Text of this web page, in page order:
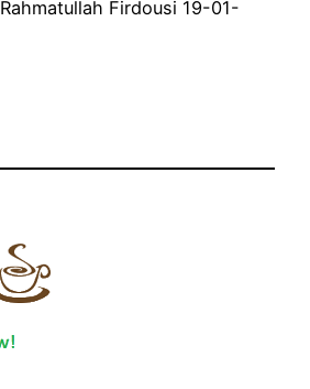
Rahmatullah Firdousi 19-01-